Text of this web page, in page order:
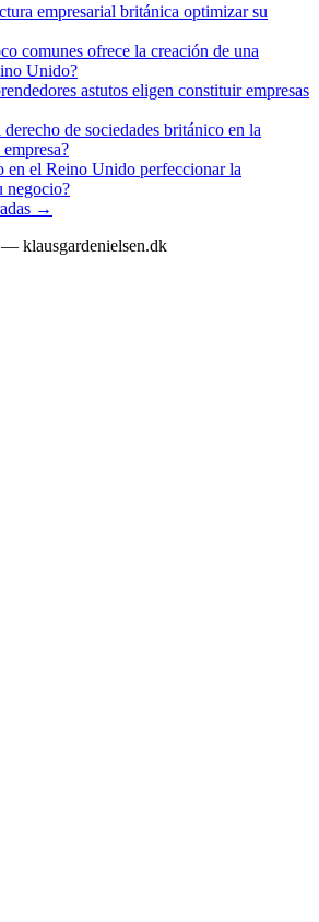
empresarial británica optimizar su
comunes ofrece la creación de una
Unido?
astutos eligen constituir empresas
de sociedades británico en la
en el Reino Unido perfeccionar la
negocio?
→
klausgardenielsen.dk